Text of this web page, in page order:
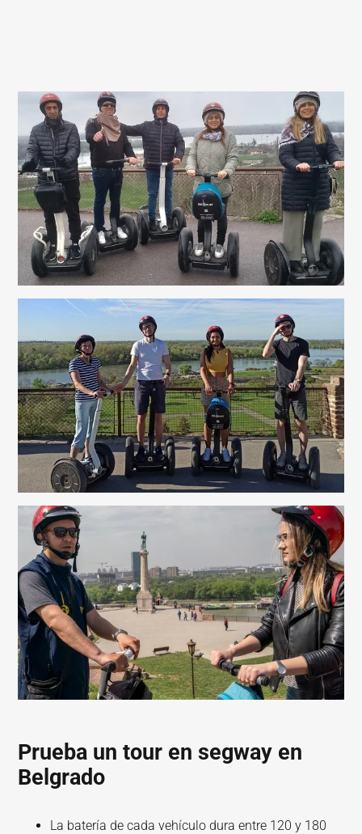
Prueba un tour en segway en
Belgrado
La batería de cada vehículo dura entre 120 y 180